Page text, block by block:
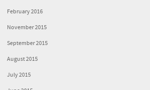
February 2016
November 2015
September 2015
August 2015
July 2015